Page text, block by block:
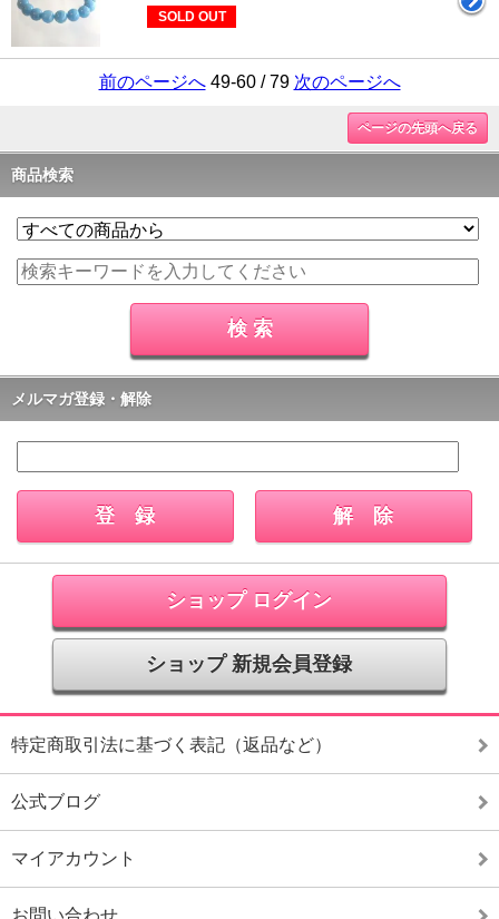
SOLD OUT
前のページへ49-60 / 79 次のページへ
ページの先頭へ戻る
商品検索
メルマガ登録・解除
ショップ ログイン
ショップ 新規会員登録
特定商取引法に基づく表記（返品など）
公式ブログ
マイアカウント
お問い合わせ